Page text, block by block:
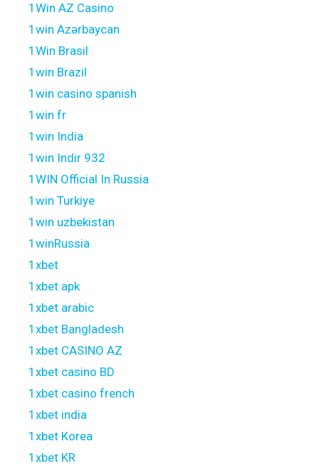
1Win AZ Casino
1win Azərbaycan
1Win Brasil
1win Brazil
1win casino spanish
1win fr
1win India
1win Indir 932
1WIN Official In Russia
1win Turkiye
1win uzbekistan
1winRussia
1xbet
1xbet apk
1xbet arabic
1xbet Bangladesh
1xbet CASINO AZ
1xbet casino BD
1xbet casino french
1xbet india
1xbet Korea
1xbet KR